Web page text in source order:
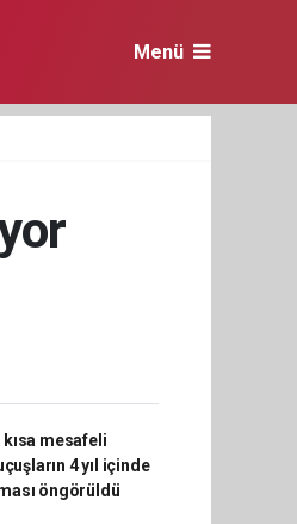
Menü
mesafeli
4 yıl içinde
öngörüldü